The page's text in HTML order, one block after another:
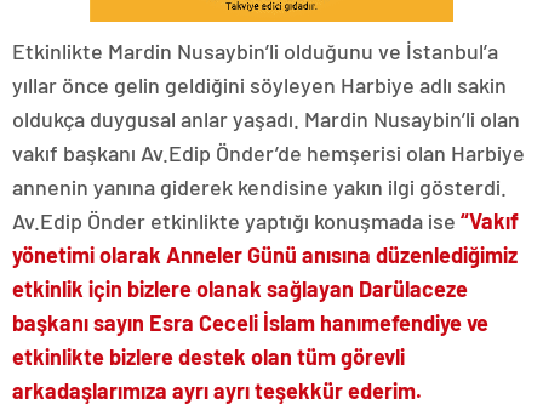
Etkinlikte Mardin Nusaybin’li olduğunu ve İstanbul’a
yıllar önce gelin geldiğini söyleyen Harbiye adlı sakin
oldukça duygusal anlar yaşadı. Mardin Nusaybin’li olan
vakıf başkanı Av.Edip Önder’de hemşerisi olan Harbiye
annenin yanına giderek kendisine yakın ilgi gösterdi.
Av.Edip Önder etkinlikte yaptığı konuşmada ise “Vakıf
yönetimi olarak Anneler Günü anısına düzenlediğimiz
etkinlik için bizlere olanak sağlayan Darülaceze
başkanı sayın Esra Ceceli İslam hanımefendiye ve
etkinlikte bizlere destek olan tüm görevli
arkadaşlarımıza ayrı ayrı teşekkür ederim.